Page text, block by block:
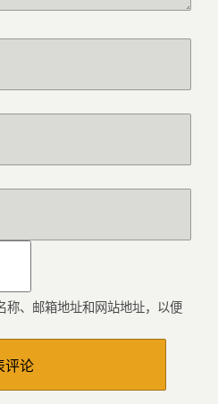
称、邮箱地址和网站地址，以便